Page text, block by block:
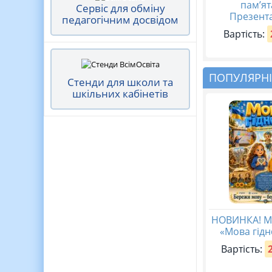
Сервіс для обміну
педагогічним досвідом
Стенди для школи та
шкільних кабінетів
Вартість:
НОВИНКА!
«Мова
Вартість: